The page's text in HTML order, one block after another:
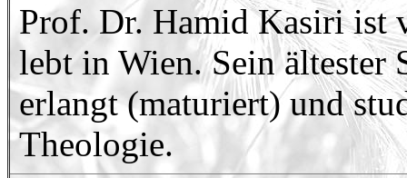
Prof. Dr. Hamid Kasiri ist
lebt in Wien. Sein ältester
erlangt (maturiert) und
Theologie.